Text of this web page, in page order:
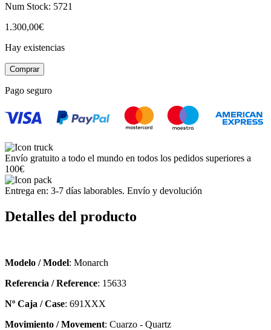
Num Stock: 5721
1.300,00€
Hay existencias
Tudor
Monarch
Quartz
&
18K
Ref.15633
cantidad
Comprar
Pago seguro
Envío gratuito a todo el mundo en todos los pedidos superiores a
100€
Entrega en: 3-7 días laborables. Envío y devolución
Detalles del producto
Modelo / Model: Monarch
Referencia / Reference: 15633
Nº Caja / Case: 691XXX
Movimiento / Movement: Cuarzo - Quartz